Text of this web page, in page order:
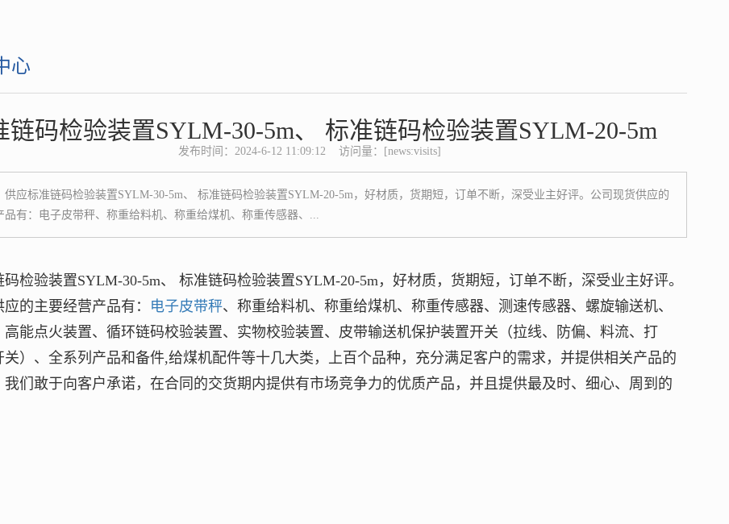
心
链码检验装置SYLM-30-5m、 标准链码检验装置SYLM-20-5m
发布时间：2024-6-12 11:09:12 访问量：[news:visits]
供应标准链码检验装置SYLM-30-5m、 标准链码检验装置SYLM-20-5m，好材质，货期短，订单不断，深受业主好评。公司现货供应的
品有：电子皮带秤、称重给料机、称重给煤机、称重传感器、...
码检验装置SYLM-30-5m、 标准链码检验装置SYLM-20-5m，好材质，货期短，订单不断，深受业主好评。
的主要经营产品有： 电子皮带秤、称重给料机、称重给煤机、称重传感器、测速传感器、螺旋输送机、
高能点火装置、循环链码校验装置、实物校验装置、皮带输送机保护装置开关（拉线、防偏、料流、打
关）、全系列产品和备件,给煤机配件等十几大类，上百个品种，充分满足客户的需求，并提供相关产品的
我们敢于向客户承诺，在合同的交货期内提供有市场竞争力的优质产品，并且提供最及时、细心、周到的